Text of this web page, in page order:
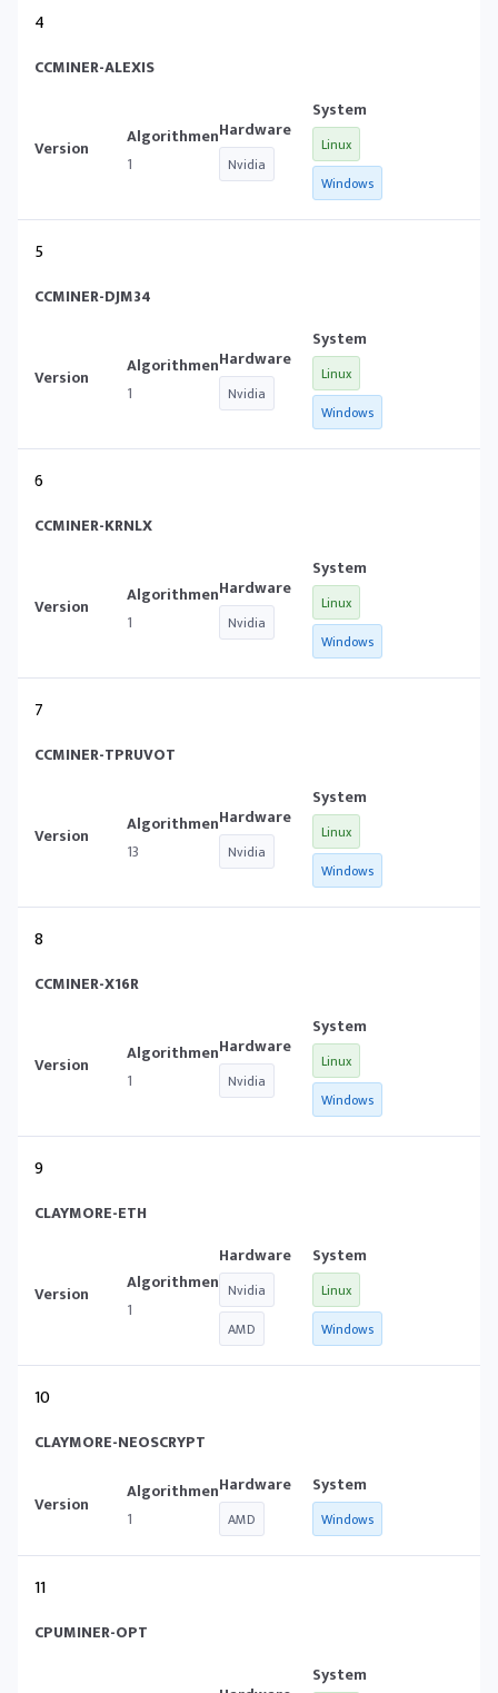
4
CCMINER-ALEXIS
1 Nvidia
Linux
Windows
5
CCMINER-DJM34
1 Nvidia
Linux
Windows
6
CCMINER-KRNLX
1 Nvidia
Linux
Windows
7
CCMINER-TPRUVOT
13 Nvidia
Linux
Windows
8
CCMINER-X16R
1 Nvidia
Linux
Windows
9
CLAYMORE-ETH
1
Nvidia
AMD
Linux
Windows
10
CLAYMORE-NEOSCRYPT
1 AMD Windows
11
CPUMINER-OPT